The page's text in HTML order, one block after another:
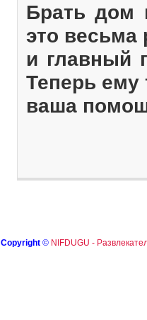
Брать дом
это весьма
и главный
Теперь ему
ваша
Copyright © NIFDUGU -